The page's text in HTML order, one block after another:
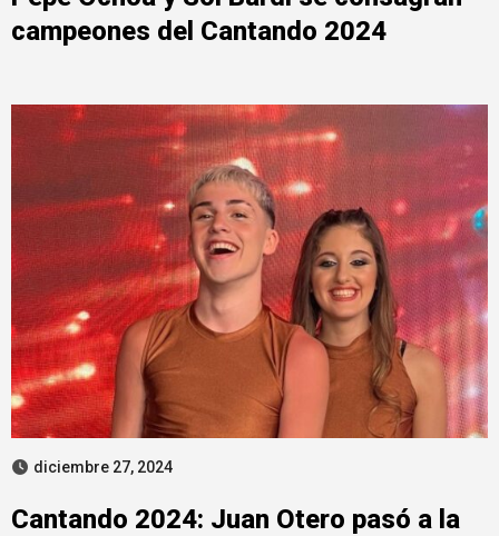
campeones del Cantando 2024
diciembre 27, 2024
Cantando 2024: Juan Otero pasó a la